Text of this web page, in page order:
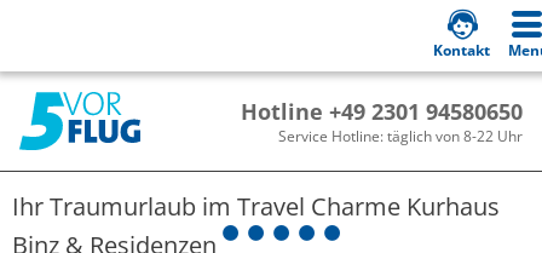
Hotline +49 2301 94580650
Service Hotline: täglich von 8-22 Uhr
Kontakt
Ihr Traumurlaub im Travel Charme Kurhaus
Binz & Residenzen